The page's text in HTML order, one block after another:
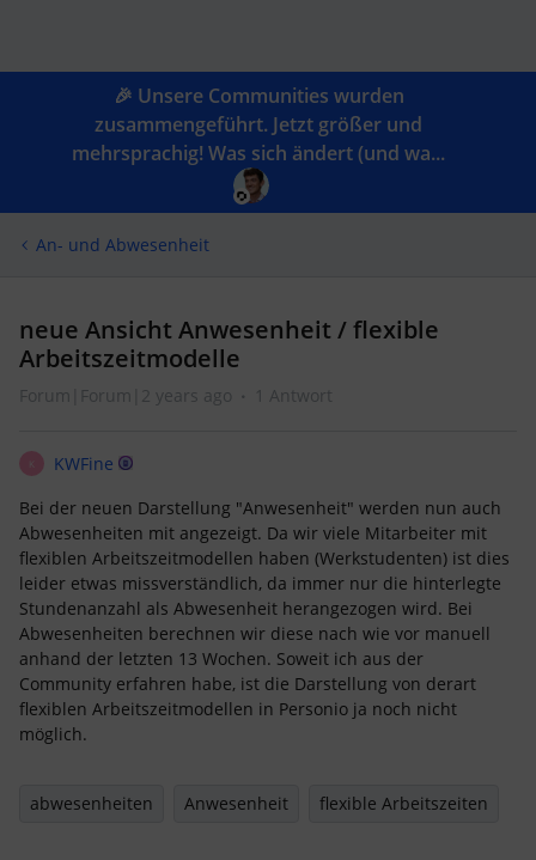
🎉 Unsere Communities wurden
zusammengeführt. Jetzt größer und
mehrsprachig! Was sich ändert (und wa...
An- und Abwesenheit
neue Ansicht Anwesenheit / flexible
Arbeitszeitmodelle
Forum|Forum|2 years ago 1 Antwort
KWFine
Bei der neuen Darstellung "Anwesenheit" werden nun auch
Abwesenheiten mit angezeigt. Da wir viele Mitarbeiter mit
flexiblen Arbeitszeitmodellen haben (Werkstudenten) ist dies
leider etwas missverständlich, da immer nur die hinterlegte
Stundenanzahl als Abwesenheit herangezogen wird. Bei
Abwesenheiten berechnen wir diese nach wie vor manuell
anhand der letzten 13 Wochen. Soweit ich aus der
Community erfahren habe, ist die Darstellung von derart
flexiblen Arbeitszeitmodellen in Personio ja noch nicht
möglich.
abwesenheiten Anwesenheit flexible Arbeitszeiten